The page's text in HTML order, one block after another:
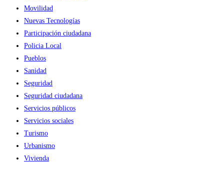
Movilidad
Nuevas Tecnologías
Participación ciudadana
Policia Local
Pueblos
Sanidad
Seguridad
Seguridad ciudadana
Servicios públicos
Servicios sociales
Turismo
Urbanismo
Vivienda